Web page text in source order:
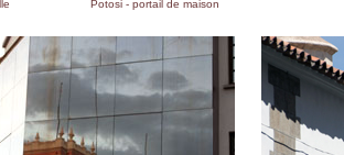
Potosi - portail de maison